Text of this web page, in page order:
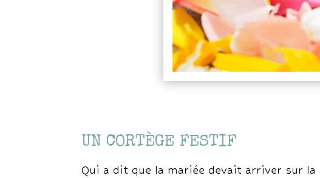
UN CORTÈGE FESTIF
Qui a dit que la mariée devait arriver sur la